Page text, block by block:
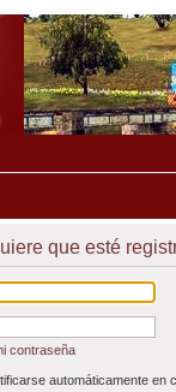
que esté
contraseña
automáticamente en